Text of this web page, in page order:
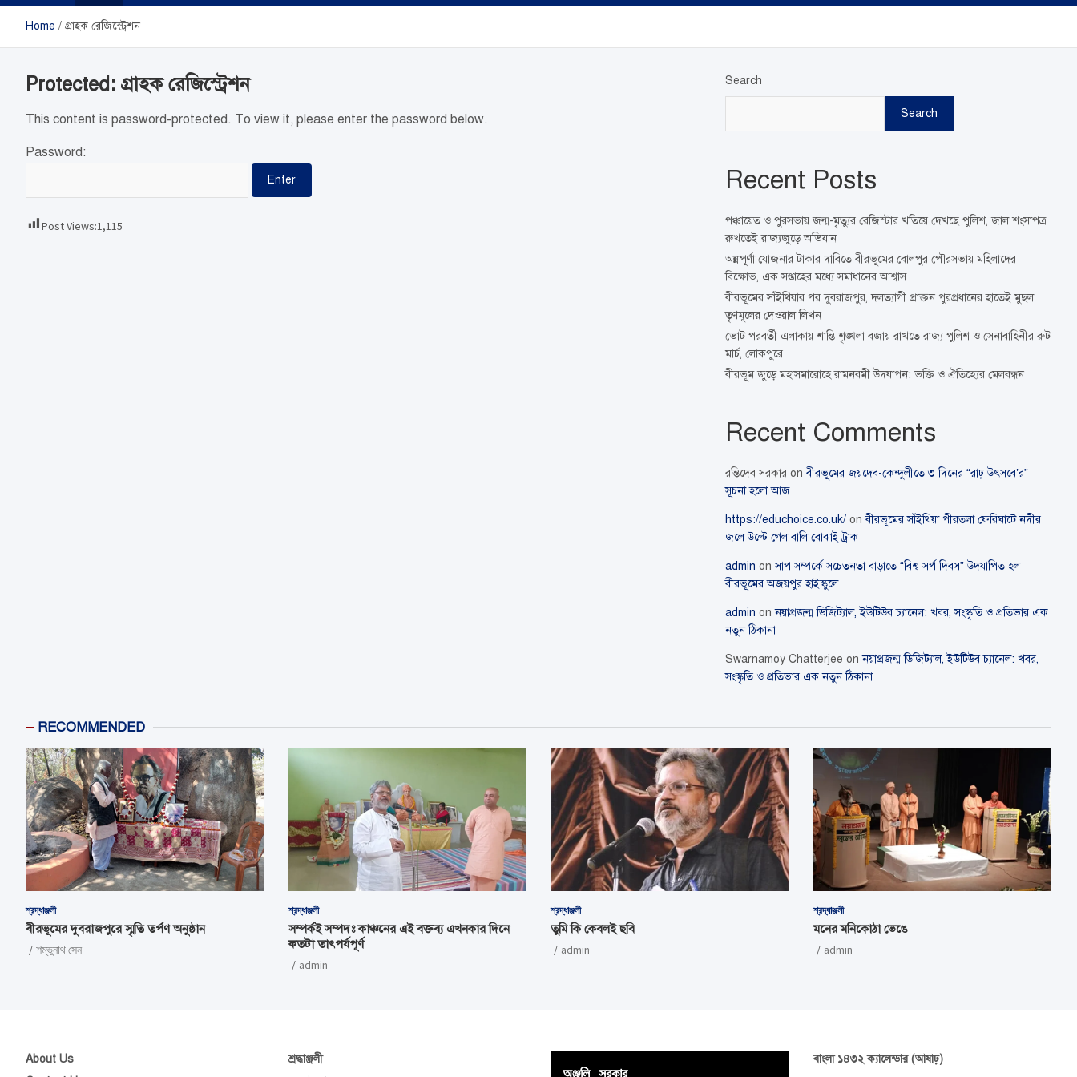
Home গ্রাহক রেজিস্ট্রেশন
Protected: গ্রাহক রেজিস্ট্রেশন
This content is password-protected. To view it, please enter the password below.
Password:
Post Views:1,115
Search
Search
Recent Posts
পঞ্চায়েত ও পুরসভায় জন্ম-মৃত্যুর রেজিস্টার খতিয়ে দেখছে পুলিশ, জাল শংসাপত্র
রুখতেই রাজ্যজুড়ে অভিযান
অন্নপূর্ণা যোজনার টাকার দাবিতে বীরভূমের বোলপুর পৌরসভায় মহিলাদের
বিক্ষোভ, এক সপ্তাহের মধ্যে সমাধানের আশ্বাস
বীরভূমের সাঁইথিয়ার পর দুবরাজপুর, দলত্যাগী প্রাক্তন পুরপ্রধানের হাতেই মুছল
তৃণমূলের দেওয়াল লিখন
ভোট পরবর্তী এলাকায় শান্তি শৃঙ্খলা বজায় রাখতে রাজ্য পুলিশ ও সেনাবাহিনীর রুট
মার্চ, লোকপুরে
বীরভূম জুড়ে মহাসমারোহে রামনবমী উদযাপন: ভক্তি ও ঐতিহ্যের মেলবন্ধন
Recent Comments
রন্তিদেব সরকার onবীরভূমের জয়দেব-কেন্দুলীতে ৩ দিনের “রাঢ় উৎসবে’র”
সূচনা হলো আজ
https://educhoice.co.uk/ onবীরভূমের সাঁইথিয়া পীরতলা ফেরিঘাটে নদীর
জলে উল্টে গেল বালি বোঝাই ট্রাক
admin onসাপ সম্পর্কে সচেতনতা বাড়াতে “বিশ্ব সর্প দিবস” উদযাপিত হল
বীরভূমের অজয়পুর হাইস্কুলে
admin onনয়াপ্রজন্ম ডিজিট্যাল, ইউটিউব চ্যানেল: খবর, সংস্কৃতি ও প্রতিভার এক
নতুন ঠিকানা
Swarnamoy Chatterjee onনয়াপ্রজন্ম ডিজিট্যাল, ইউটিউব চ্যানেল: খবর,
সংস্কৃতি ও প্রতিভার এক নতুন ঠিকানা
RECOMMENDED
শ্রদ্ধাঞ্জলী
বীরভূমের দুবরাজপুরে স্মৃতি তর্পণ অনুষ্ঠান
শম্ভুনাথ সেন
শ্রদ্ধাঞ্জলী
সম্পর্কই সম্পদঃ কাঞ্চনের এই বক্তব্য এখনকার দিনে
কতটা তাৎপর্যপূর্ণ
admin
শ্রদ্ধাঞ্জলী
তুমি কি কেবলই ছবি
admin
শ্রদ্ধাঞ্জলী
মনের মনিকোঠা ভেঙে
admin
About Us
শ্রদ্ধাঞ্জলী
অঞ্জলি সরকার
বাংলা ১৪৩২ ক্যালেন্ডার (আষাঢ়)